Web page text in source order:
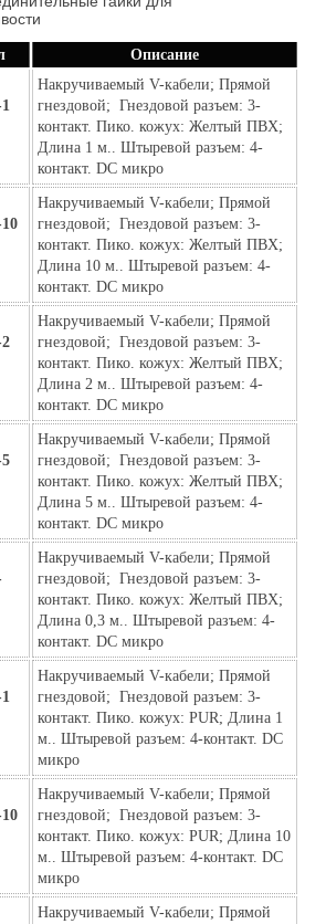
Описание
Накручиваемый V-кабели; Прямой
гнездовой;  Гнездовой разъем: 3-
контакт. Пико. кожух: Желтый ПВХ;
Длина 1 м.. Штыревой разъем: 4-
контакт. DC микро
Накручиваемый V-кабели; Прямой
гнездовой;  Гнездовой разъем: 3-
контакт. Пико. кожух: Желтый ПВХ;
Длина 10 м.. Штыревой разъем: 4-
контакт. DC микро
Накручиваемый V-кабели; Прямой
гнездовой;  Гнездовой разъем: 3-
контакт. Пико. кожух: Желтый ПВХ;
Длина 2 м.. Штыревой разъем: 4-
контакт. DC микро
Накручиваемый V-кабели; Прямой
гнездовой;  Гнездовой разъем: 3-
контакт. Пико. кожух: Желтый ПВХ;
Длина 5 м.. Штыревой разъем: 4-
контакт. DC микро
Накручиваемый V-кабели; Прямой
гнездовой;  Гнездовой разъем: 3-
контакт. Пико. кожух: Желтый ПВХ;
Длина 0,3 м.. Штыревой разъем: 4-
контакт. DC микро
Накручиваемый V-кабели; Прямой
гнездовой;  Гнездовой разъем: 3-
контакт. Пико. кожух: PUR; Длина 1
м.. Штыревой разъем: 4-контакт. DC
микро
Накручиваемый V-кабели; Прямой
гнездовой;  Гнездовой разъем: 3-
контакт. Пико. кожух: PUR; Длина 10
м.. Штыревой разъем: 4-контакт. DC
микро
Накручиваемый V-кабели; Прямой